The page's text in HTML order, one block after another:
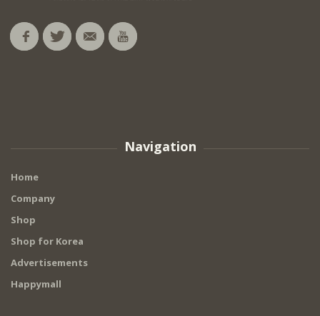
Navigation
Home
Company
Shop
Shop for Korea
Advertisements
Happymall